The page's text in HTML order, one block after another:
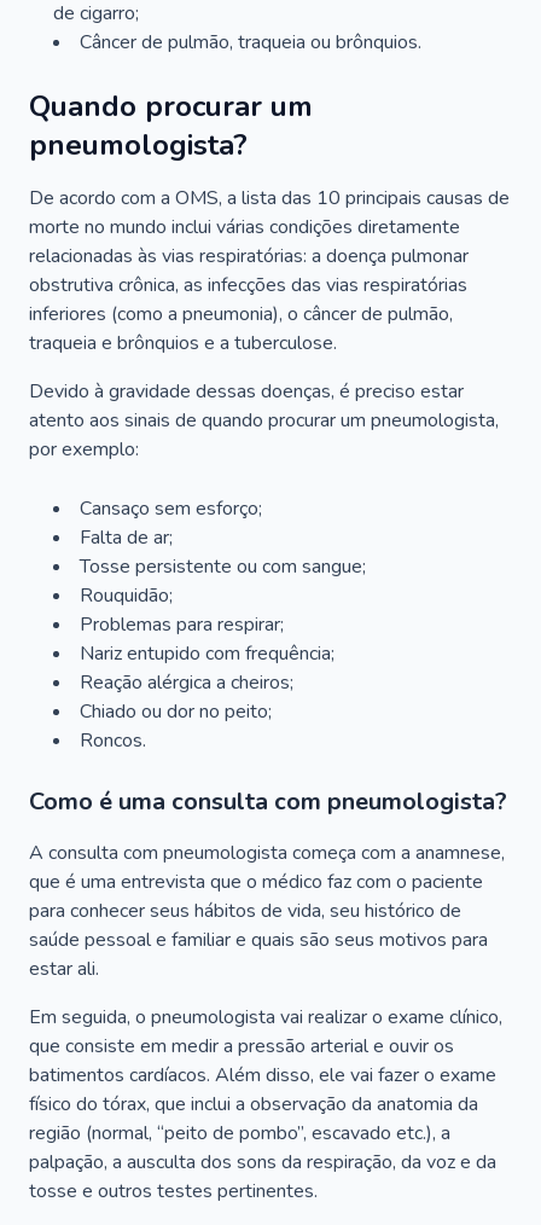
de cigarro;
Câncer de pulmão, traqueia ou brônquios.
Quando procurar um
pneumologista?
De acordo com a OMS, a lista das 10 principais causas de
morte no mundo inclui várias condições diretamente
relacionadas às vias respiratórias: a doença pulmonar
obstrutiva crônica, as infecções das vias respiratórias
inferiores (como a pneumonia), o câncer de pulmão,
traqueia e brônquios e a tuberculose.
Devido à gravidade dessas doenças, é preciso estar
atento aos sinais de quando procurar um pneumologista,
por exemplo:
Cansaço sem esforço;
Falta de ar;
Tosse persistente ou com sangue;
Rouquidão;
Problemas para respirar;
Nariz entupido com frequência;
Reação alérgica a cheiros;
Chiado ou dor no peito;
Roncos.
Como é uma consulta com pneumologista?
A consulta com pneumologista começa com a anamnese,
que é uma entrevista que o médico faz com o paciente
para conhecer seus hábitos de vida, seu histórico de
saúde pessoal e familiar e quais são seus motivos para
estar ali.
Em seguida, o pneumologista vai realizar o exame clínico,
que consiste em medir a pressão arterial e ouvir os
batimentos cardíacos. Além disso, ele vai fazer o exame
físico do tórax, que inclui a observação da anatomia da
região (normal, “peito de pombo”, escavado etc.), a
palpação, a ausculta dos sons da respiração, da voz e da
tosse e outros testes pertinentes.